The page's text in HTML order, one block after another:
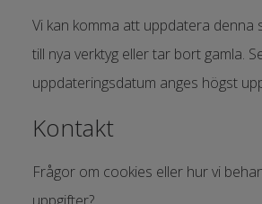
Vi kan komma att uppdatera denna
till nya verktyg eller tar bort gamla.
uppdateringsdatum anges högst
Kontakt
Frågor om cookies eller hur vi